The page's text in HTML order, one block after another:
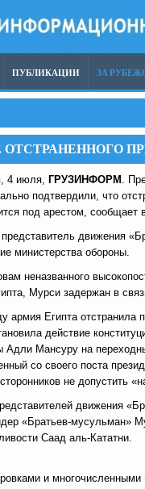
ПУБЛИКАЦИИ ЗА
4 июля, ГРУЗИНФОРМ .
подтвердили, что
под арестом, сообщает
движения
министерства обороны.
неназванного
Мурси задержан в
армия Египта отстранила
действие
Адли Мансуру на
со своего поста
не допустить
движения
«Братьев-
Саад аль-Кататни.
и